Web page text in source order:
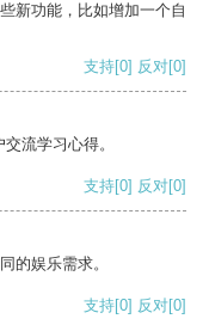
新功能，比如增加一个自
支持[0] 反对[0]
流学习心得。
支持[0] 反对[0]
的娱乐需求。
支持[0] 反对[0]